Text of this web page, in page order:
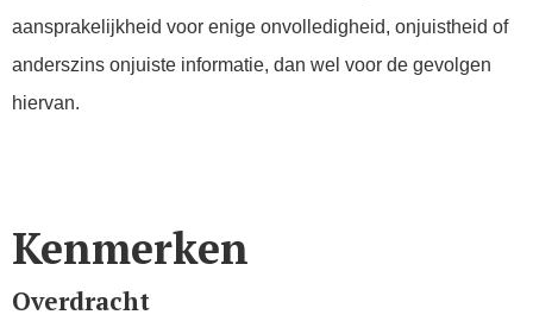
aansprakelijkheid voor enige onvolledigheid, onjuistheid of
anderszins onjuiste informatie, dan wel voor de gevolgen
hiervan.
Kenmerken
Overdracht